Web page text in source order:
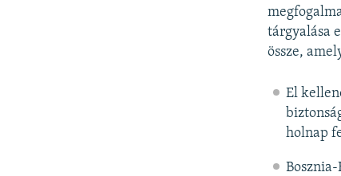
tárgyalása
össze,
El
holnap